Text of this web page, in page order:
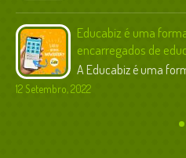
Educabiz é uma
encarregados de
A Educabiz é uma
12 Setembro, 2022